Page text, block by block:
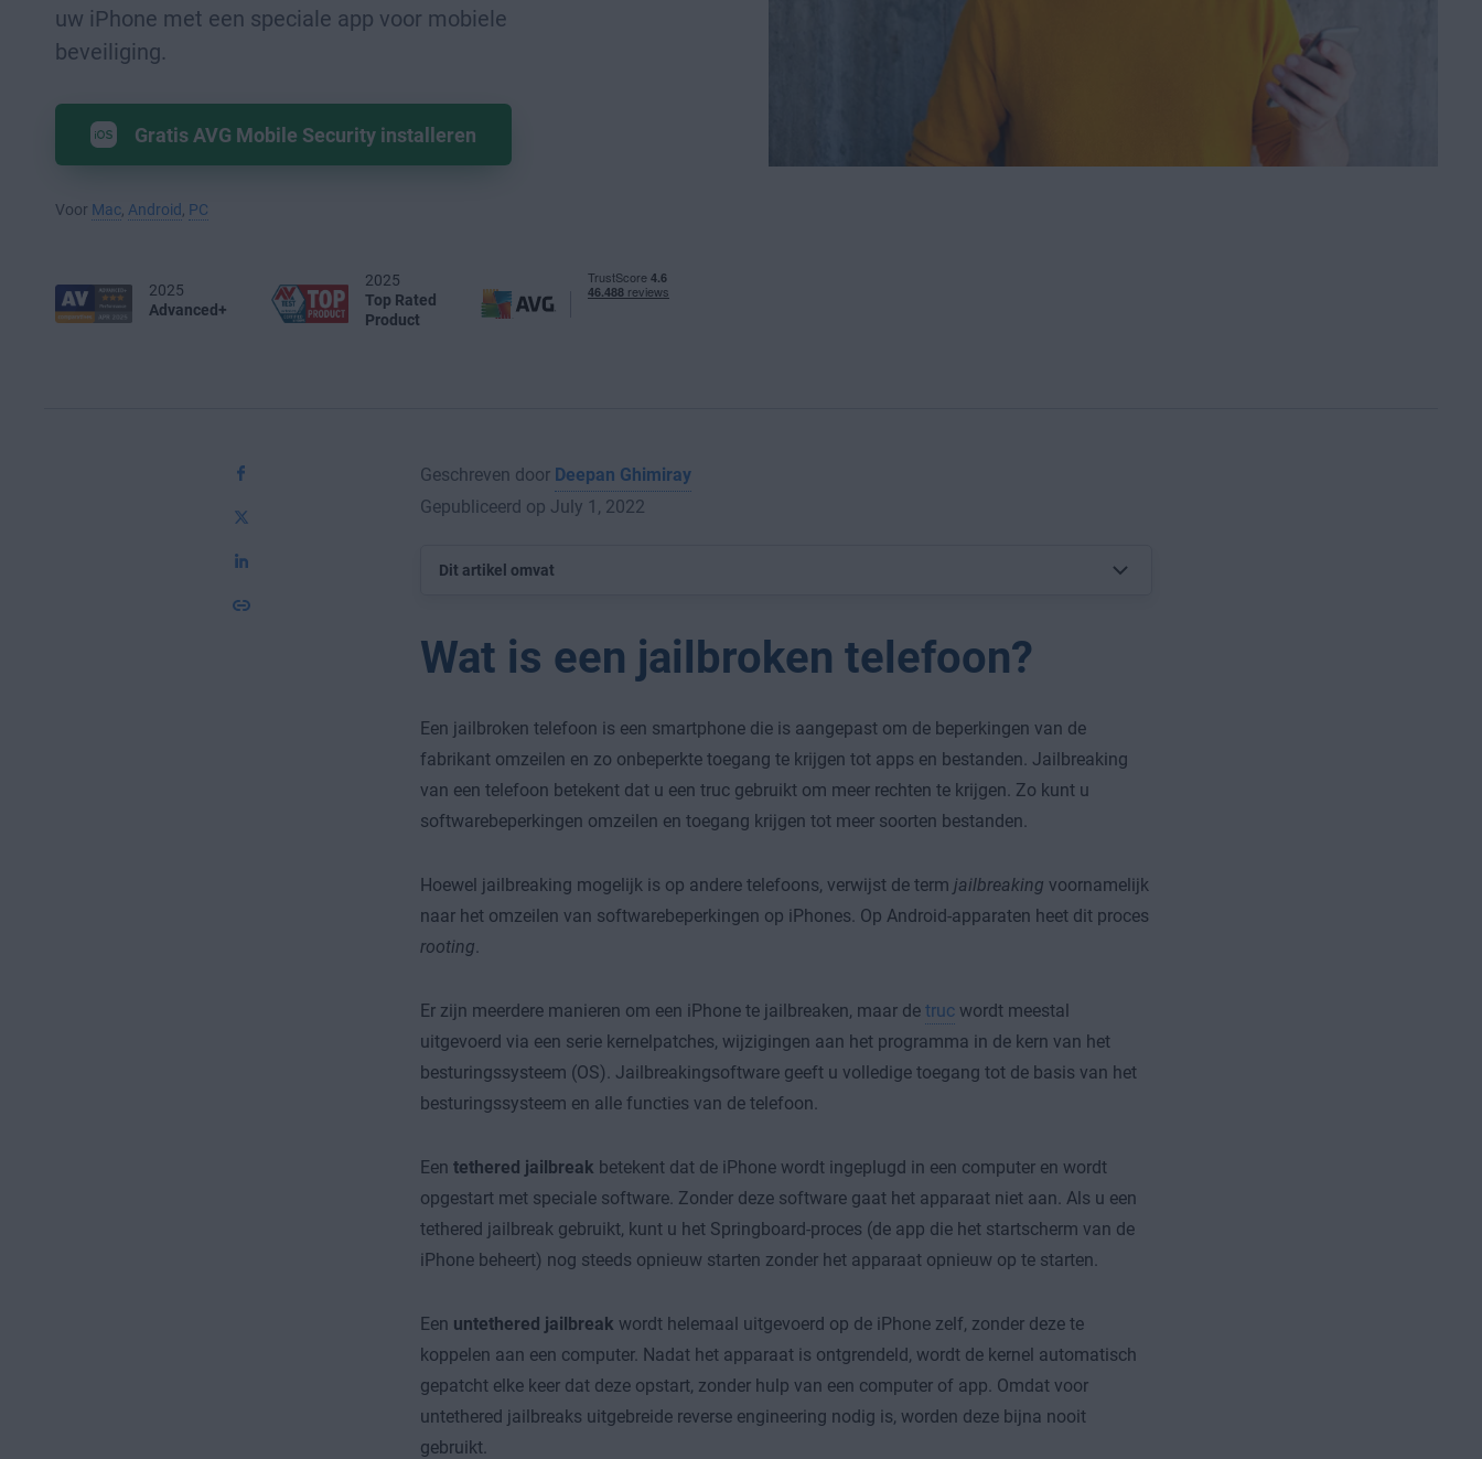
uw iPhone met een speciale app voor mobiele
beveiliging.
Gratis AVG Mobile Security installeren
Voor Mac Android PC
2025
Advanced+
2025
Top Rated
Product
Geschreven door Deepan Ghimiray
Gepubliceerd op July 1, 2022
Dit artikel omvat
Wat is een jailbroken telefoon?
Een jailbroken telefoon is een smartphone die is aangepast om de beperkingen van de
fabrikant omzeilen en zo onbeperkte toegang te krijgen tot apps en bestanden. Jailbreaking
van een telefoon betekent dat u een truc gebruikt om meer rechten te krijgen. Zo kunt u
softwarebeperkingen omzeilen en toegang krijgen tot meer soorten bestanden.
Hoewel jailbreaking mogelijk is op andere telefoons, verwijst de term jailbreaking voornamelijk
naar het omzeilen van softwarebeperkingen op iPhones. Op Android-apparaten heet dit proces
rooting.
Er zijn meerdere manieren om een iPhone te jailbreaken, maar de trucwordt meestal
uitgevoerd via een serie kernelpatches, wijzigingen aan het programma in de kern van het
besturingssysteem (OS). Jailbreakingsoftware geeft u volledige toegang tot de basis van het
besturingssysteem en alle functies van de telefoon.
Een tethered jailbreak betekent dat de iPhone wordt ingeplugd in een computer en wordt
opgestart met speciale software. Zonder deze software gaat het apparaat niet aan. Als u een
tethered jailbreak gebruikt, kunt u het Springboard-proces (de app die het startscherm van de
iPhone beheert) nog steeds opnieuw starten zonder het apparaat opnieuw op te starten.
Een untethered jailbreak wordt helemaal uitgevoerd op de iPhone zelf, zonder deze te
koppelen aan een computer. Nadat het apparaat is ontgrendeld, wordt de kernel automatisch
gepatcht elke keer dat deze opstart, zonder hulp van een computer of app. Omdat voor
untethered jailbreaks uitgebreide reverse engineering nodig is, worden deze bijna nooit
gebruikt.